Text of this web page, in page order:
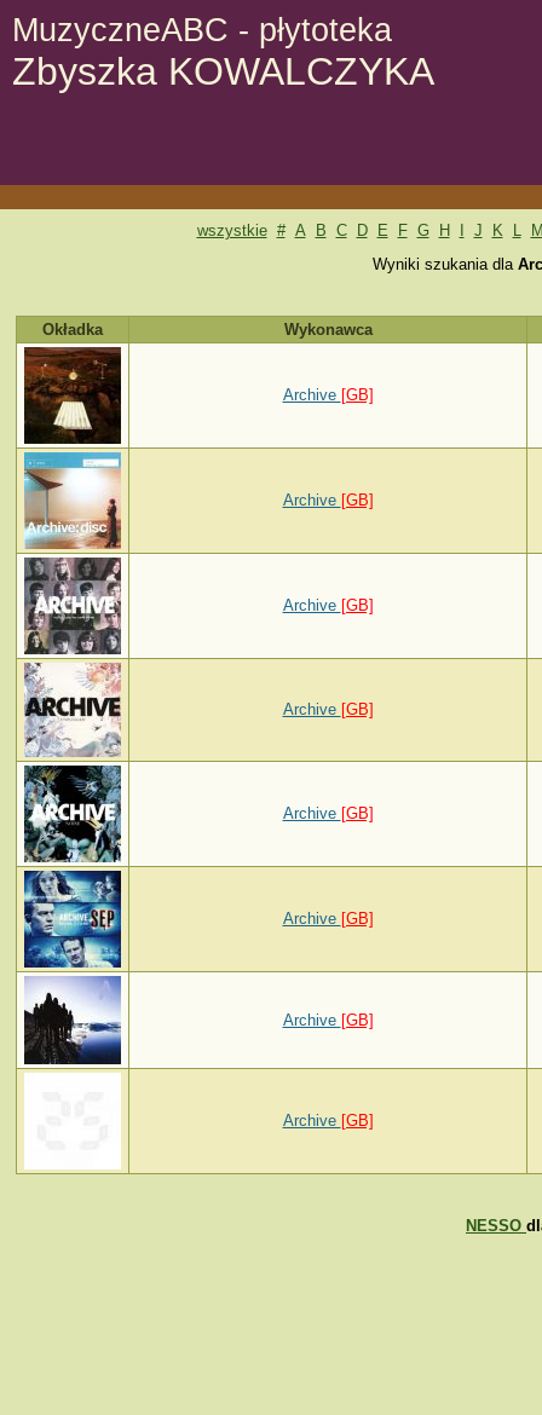
MuzyczneABC - płytoteka
Zbyszka KOWALCZYKA
wszystkie # A B C D E F G H J K L
Wyniki szukania dla
Okładka Wykonawca
Archive [GB]
Archive [GB]
Archive [GB]
Archive [GB]
Archive [GB]
Archive [GB]
Archive [GB]
Archive [GB]
NESSO